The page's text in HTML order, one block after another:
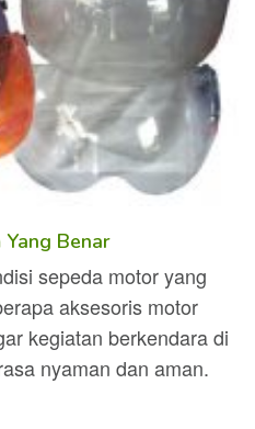
Benar
sepeda motor yang
aksesoris motor
kegiatan berkendara di
nyaman dan aman.